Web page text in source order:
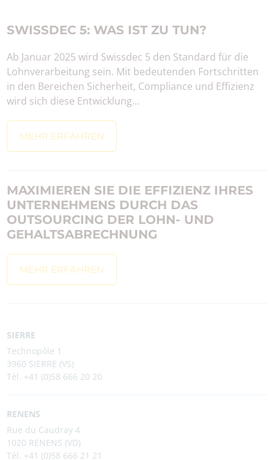
SWISSDEC 5: WAS IST ZU TUN?
Ab Januar 2025 wird Swissdec 5 den Standard für die
Lohnverarbeitung sein. Mit bedeutenden Fortschritten
in den Bereichen Sicherheit, Compliance und Effizienz
wird sich diese Entwicklung...
MEHR ERFAHREN
MAXIMIEREN SIE DIE EFFIZIENZ IHRES
UNTERNEHMENS DURCH DAS
OUTSOURCING DER LOHN- UND
GEHALTSABRECHNUNG
MEHR ERFAHREN
SIERRE
Technopôle 1
3960 SIERRE (VS)
Tél. +41 (0)58 666 20 20
RENENS
Rue du Caudray 4
1020 RENENS (VD)
Tél. +41 (0)58 666 21 21